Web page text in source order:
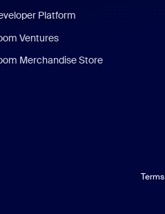
Platform
Ventures
Merchandise Store
Terms